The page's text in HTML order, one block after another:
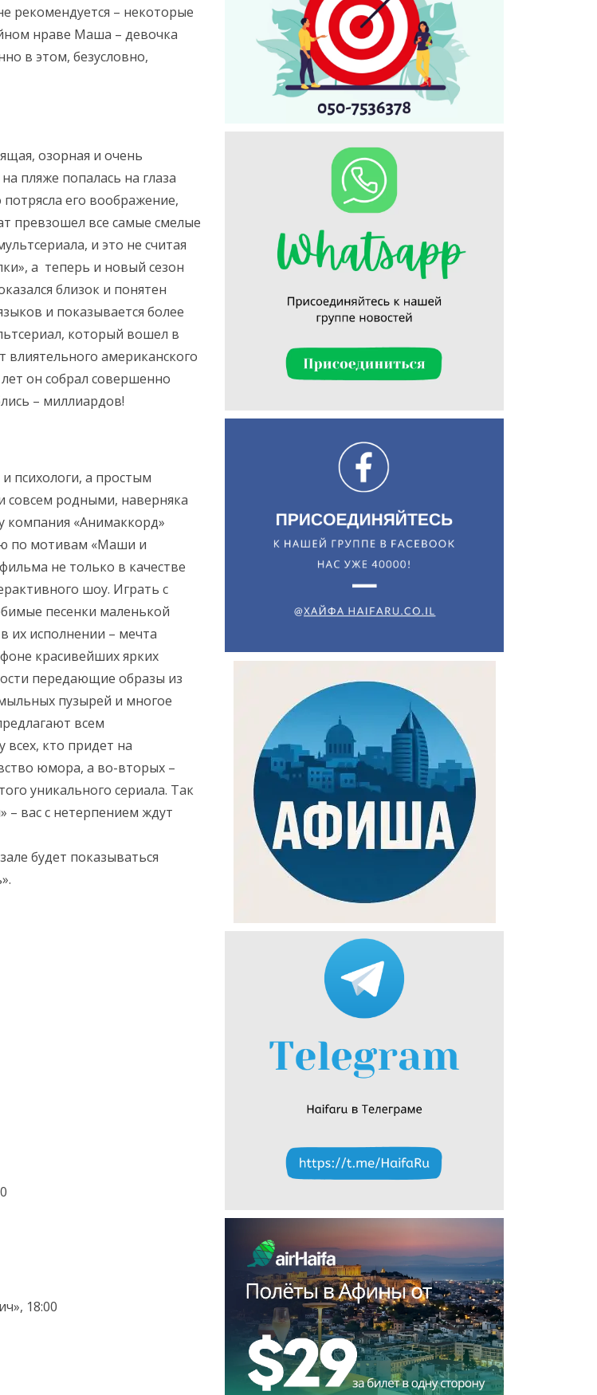
Искать
рекомендуется – некоторые
нраве Маша – девочка
в этом, безусловно,
озорная и очень
пляже попалась на глаза
его воображение,
превзошел все самые смелые
и это не считая
а теперь и новый сезон
близок и понятен
и показывается более
который вошел в
влиятельного американского
он собрал совершенно
– миллиардов!
психологи, а простым
совсем родными, наверняка
компания «Анимаккорд»
по мотивам «Маши и
не только в качестве
шоу. Играть с
песенки маленькой
их исполнении – мечта
красивейших ярких
передающие образы из
пузырей и многое
всем
всех, кто придет на
юмора, а во-вторых –
уникального сериала. Так
– вас с нетерпением ждут
будет показываться
18:00